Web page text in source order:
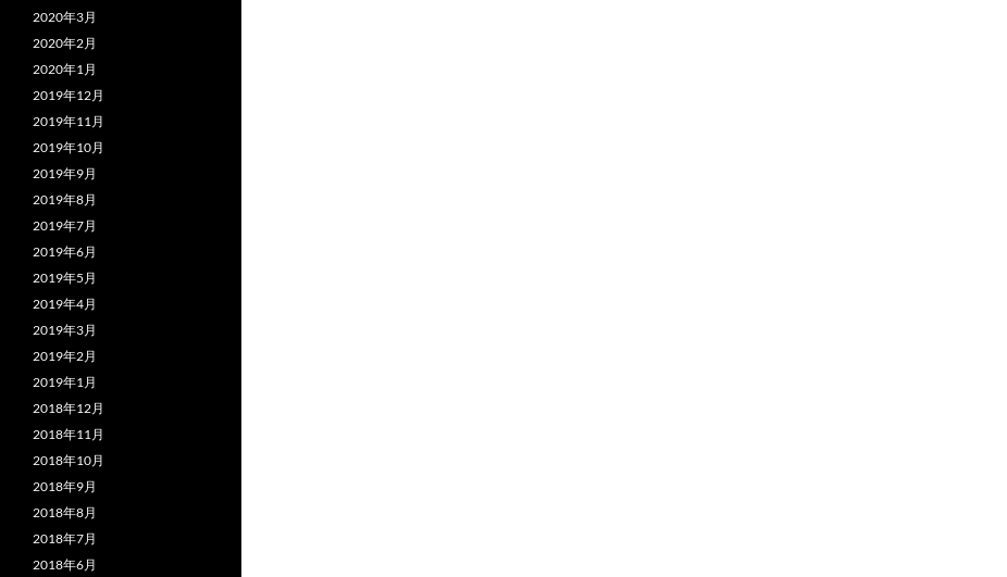
2020年3月
2020年2月
2020年1月
2019年12月
2019年11月
2019年10月
2019年9月
2019年8月
2019年7月
2019年6月
2019年5月
2019年4月
2019年3月
2019年2月
2019年1月
2018年12月
2018年11月
2018年10月
2018年9月
2018年8月
2018年7月
2018年6月